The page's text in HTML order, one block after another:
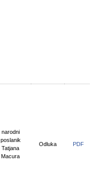
narodni
poslanik
Tatjana
Macura
Odluka PDF